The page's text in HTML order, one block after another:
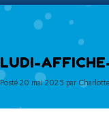
LUDI-
Posté 20 mai 2025 par